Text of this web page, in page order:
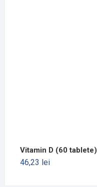
Vitamin D (60 tablete)
46,23 lei